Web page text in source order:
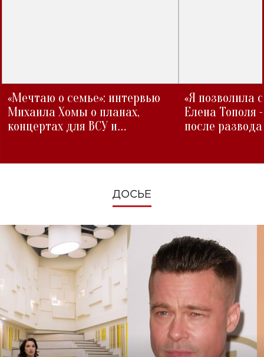
«Мечтаю о семье»: интервью
Михаила Хомы о планах,
концертах для ВСУ и
«Я позволила
Елена Тополя
после развода
ДОСЬЕ